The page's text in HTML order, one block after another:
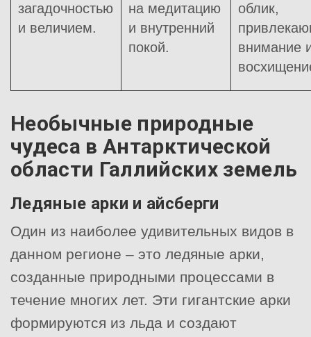
загадочностью
и величием.
на медитацию
и внутренний
покой.
облик,
внимание
Необычные природные
чудеса в Антарктической
области Галлийских земель
Ледяные арки и айсберги
Один из наиболее удивительных видов в
данном регионе – это ледяные арки,
созданные природными процессами в
течение многих лет. Эти гигантские арки
формируются из льда и создают